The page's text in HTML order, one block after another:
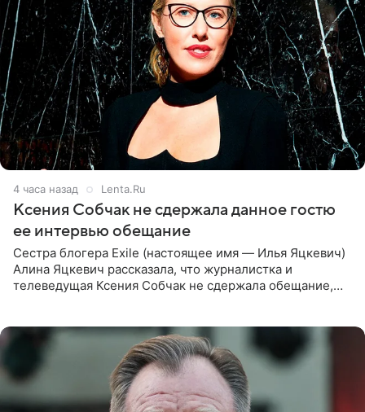
4 часа назад Lenta.Ru
Ксения Собчак не сдержала данное гостю
ее интервью обещание
Сестра блогера Exile (настоящее имя — Илья Яцкевич)
Алина Яцкевич рассказала, что журналистка и
телеведущая Ксения Собчак не сдержала обещание,